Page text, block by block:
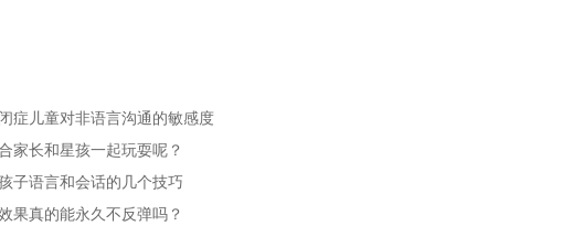
症儿童对非语言沟通的敏感度
家长和星孩一起玩耍呢？
子语言和会话的几个技巧
果真的能永久不反弹吗？